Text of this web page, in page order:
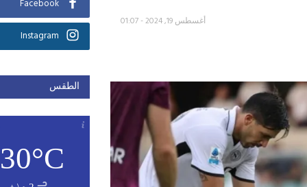
أغسطس 19, 2024 - 01:07
Facebook
Instagram
الطقس
30°C